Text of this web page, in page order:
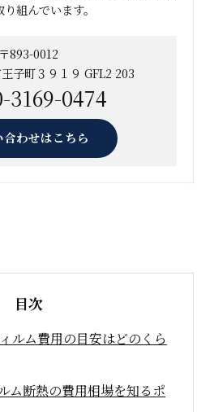
組んでいます。
〒893-0012
子町３９１９ GFL2 203
3169-0474
合わせはこちら
目次
ルム費用の目安はどのくら
ム断熱の費用相場を知るポ